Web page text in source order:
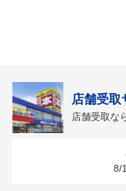
店舗受取
店舗受取な
8/